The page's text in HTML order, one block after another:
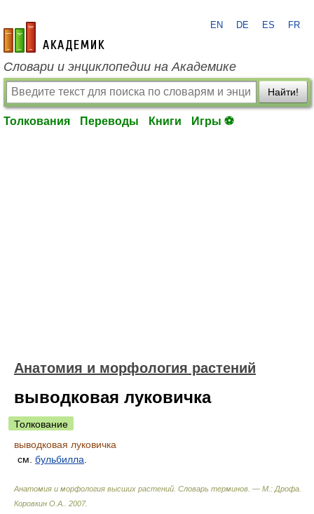
academic.ru
EN DE ES FR
Словари и энциклопедии на Академике
Найти!
Толкования Переводы Книги Игры ⚽
Анатомия и морфология растений
выводковая луковичка
Толкование
выводковая луковичка
см. бульбилла
Анатомия и морфология высших растений. Словарь терминов. — М.: Дрофа
Коровкин О.А.
2007.